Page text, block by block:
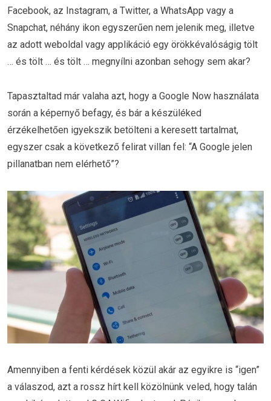
Facebook, az Instagram, a Twitter, a WhatsApp vagy a
Snapchat, néhány ikon egyszerűen nem jelenik meg, illetve
az adott weboldal vagy applikáció egy örökkévalóságig tölt
… és tölt … és tölt … megnyílni azonban sehogy sem akar?
Tapasztaltad már valaha azt, hogy a Google Now használata
során a képernyő befagy, és bár a készüléked
érzékelhetően igyekszik betölteni a keresett tartalmat,
egyszer csak a következő felirat villan fel: “A Google jelen
pillanatban nem elérhető”?
Amennyiben a fenti kérdések közül akár az egyikre is “igen”
a válaszod, azt a rossz hírt kell közölnünk veled, hogy talán